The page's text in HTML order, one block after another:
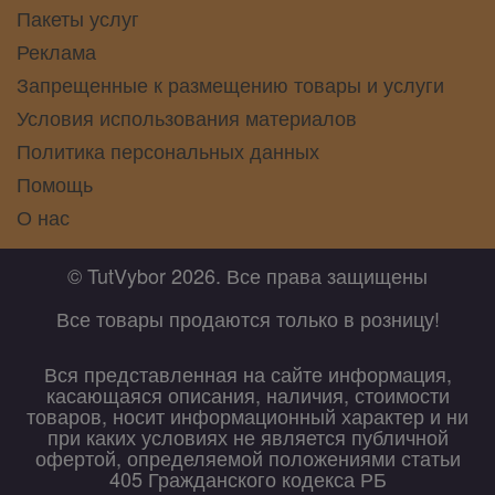
Пакеты услуг
Реклама
Запрещенные к размещению товары и услуги
Условия использования материалов
Политика персональных данных
Помощь
О нас
© TutVybor 2026. Все права защищены
Все товары продаются только в розницу!
Вся представленная на сайте информация,
касающаяся описания, наличия, стоимости
товаров, носит информационный характер и ни
при каких условиях не является публичной
офертой, определяемой положениями статьи
405 Гражданского кодекса РБ